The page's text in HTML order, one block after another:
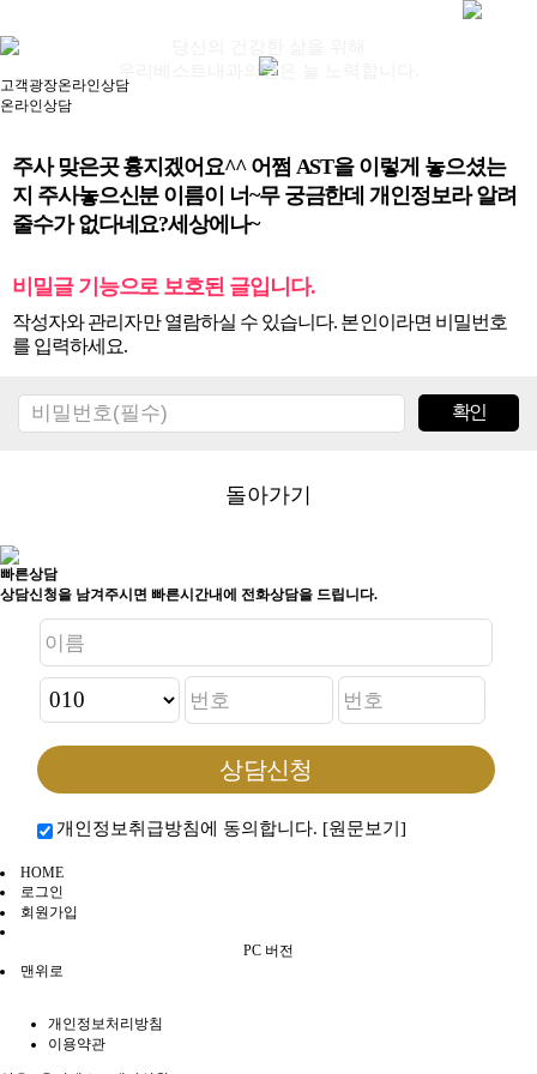
우리베스트내과의원은 늘 노력합니다.
고객광장온라인상담
온라인상담
주사 맞은곳 흉지겠어요^^ 어쩜 AST을 이렇게 놓으셨는
지 주사놓으신분 이름이 너~무 궁금한데 개인정보라 알려
줄수가 없다네요?세상에나~
비밀글 기능으로 보호된 글입니다.
작성자와 관리자만 열람하실 수 있습니다. 본인이라면 비밀번호
를 입력하세요.
돌아가기
빠른상담
상담신청을 남겨주시면 빠른시간내에 전화상담을 드립니다.
개인정보취급방침에 동의합니다. [원문보기]
HOME
로그인
회원가입
PC 버전
맨위로
개인정보처리방침
이용약관